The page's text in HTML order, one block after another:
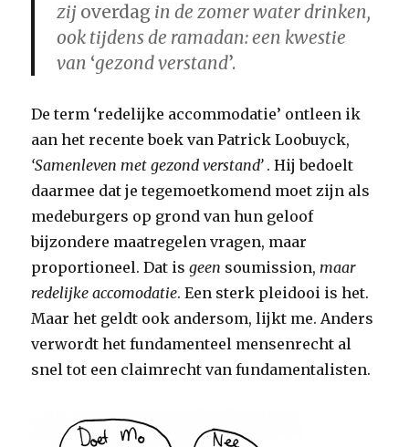
zij overdag in de zomer water drinken,
ook tijdens de ramadan: een kwestie
van ‘gezond verstand’.
De term ‘redelijke accommodatie’ ontleen ik
aan het recente boek van Patrick Loobuyck,
‘Samenleven met gezond verstand’. Hij bedoelt
daarmee dat je tegemoetkomend moet zijn als
medeburgers op grond van hun geloof
bijzondere maatregelen vragen, maar
proportioneel. Dat isgeen soumission, maar
redelijke accomodatie. Een sterk pleidooi is het.
Maar het geldt ook andersom, lijkt me. Anders
verwordt het fundamenteel mensenrecht al
snel tot een claimrecht van fundamentalisten.